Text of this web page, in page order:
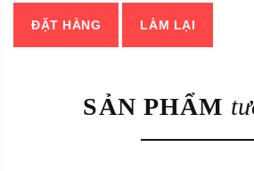
ĐẶT HÀNG LÀM LẠI
SẢN PHẨM